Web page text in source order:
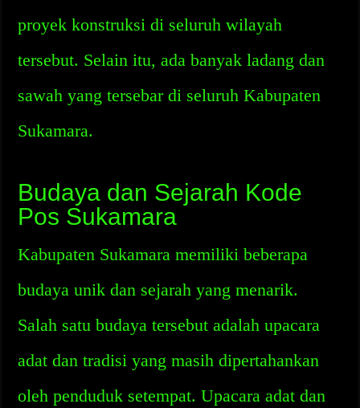
proyek konstruksi di seluruh wilayah
tersebut. Selain itu, ada banyak ladang dan
sawah yang tersebar di seluruh Kabupaten
Sukamara.
Budaya dan Sejarah Kode
Pos Sukamara
Kabupaten Sukamara memiliki beberapa
budaya unik dan sejarah yang menarik.
Salah satu budaya tersebut adalah upacara
adat dan tradisi yang masih dipertahankan
oleh penduduk setempat. Upacara adat dan